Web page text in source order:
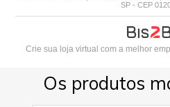
SP - CEP
Crie sua loja virtual com a melhor
Os produtos